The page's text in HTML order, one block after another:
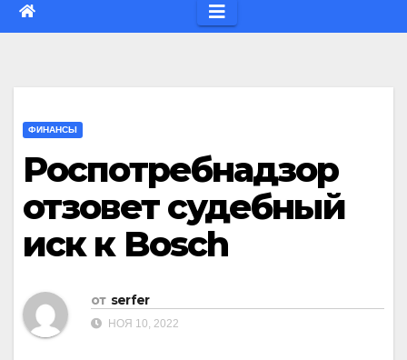
ФИНАНСЫ
Роспотребнадзор
отзовет судебный
иск к Bosch
от serfer
НОЯ 10, 2022